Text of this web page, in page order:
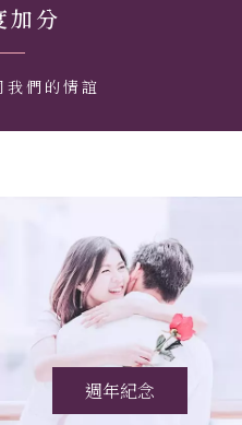
加分
我們的情誼
週年紀念